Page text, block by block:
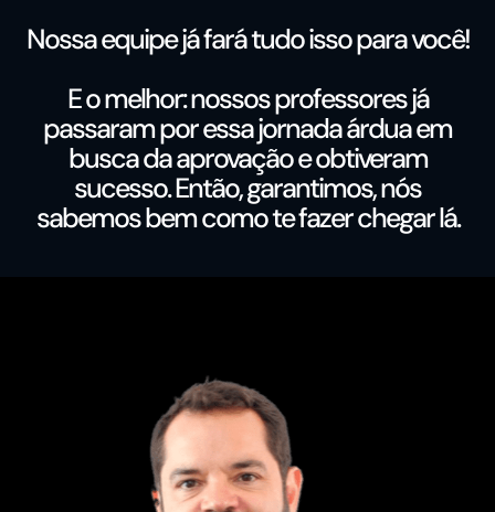
Nossa equipe já fará tudo isso para você!
E o melhor: nossos professores já
passaram por essa jornada árdua em
busca da aprovação e obtiveram
sucesso. Então, garantimos, nós
sabemos bem como te fazer chegar lá.